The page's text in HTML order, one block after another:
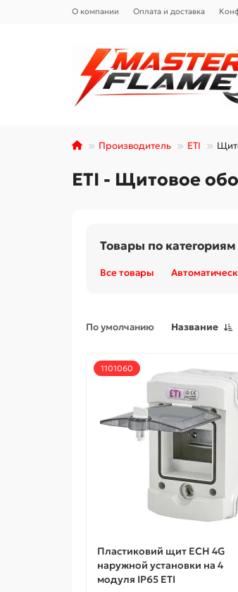
О компании Оплата и доставка
Производитель ETI
ETI - Щитовое
Товары по категориям
Все товары
По умолчанию Название
1101060
Пластиковий щит ECH 4G
наружной установки на 4
модуля IP65 ETI